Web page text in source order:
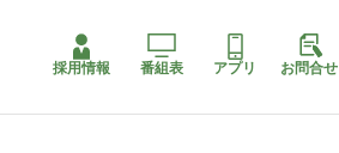
採用情報 番組表 アプリ お問合せ